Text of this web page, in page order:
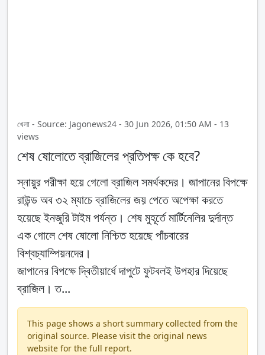
খেলা - Source: Jagonews24 - 30 Jun 2026, 01:50 AM - 13
views
শেষ ষোলোতে ব্রাজিলের প্রতিপক্ষ কে হবে?
স্নায়ুর পরীক্ষা হয়ে গেলো ব্রাজিল সমর্থকদের। জাপানের বিপক্ষে
রাউন্ড অব ৩২ ম্যাচে ব্রাজিলের জয় পেতে অপেক্ষা করতে
হয়েছে ইনজুরি টাইম পর্যন্ত। শেষ মুহূর্তে মার্টিনেলির দুর্দান্ত
এক গোলে শেষ ষোলো নিশ্চিত হয়েছে পাঁচবারের
বিশ্বচ্যাম্পিয়নদের।
জাপানের বিপক্ষে দ্বিতীয়ার্ধে দাপুটে ফুটবলই উপহার দিয়েছে
ব্রাজিল। ত...
This page shows a short summary collected from the
original source. Please visit the original news
website for the full report.